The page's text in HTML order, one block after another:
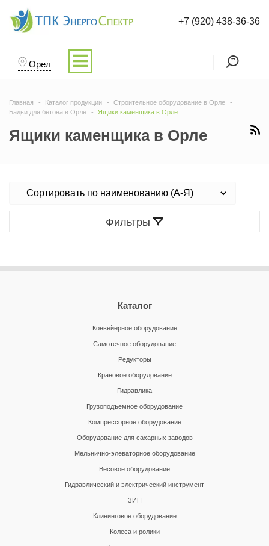
Орел
+7 (920) 438-36-36
Главная Каталог продукции
Строительное оборудование в Орле
Бадьи для бетона в Орле
Ящики каменщика в Орле
Ящики каменщика в Орле
Фильтры
Каталог
Конвейерное оборудование
Самотечное оборудование
Редукторы
Крановое оборудование
Гидравлика
Грузоподъемное оборудование
Компрессорное оборудование
Оборудование для сахарных заводов
Мельнично-элеваторное оборудование
Весовое оборудование
Гидравлический и электрический инструмент
ЗИП
Клининговое оборудование
Колеса и ролики